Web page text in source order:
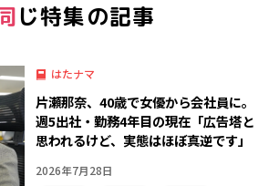
同じ特集の記事
はたナマ
片瀬那奈、40歳で女優から会社員に。
週5出社・勤務4年目の現在「広告塔と
思われるけど、実態はほぼ真逆です」
2026年7月28日